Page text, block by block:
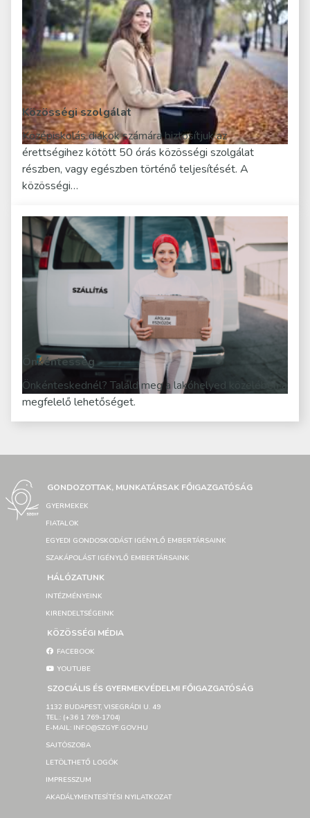
Közösségi szolgálat
Középiskolás diákok számára biztosítjuk az
érettségihez kötött 50 órás közösségi szolgálat
részben, vagy egészben történő teljesítését. A
közösségi…
Önkéntesség
Önkénteskednél? Találd meg a lakóhelyed közelében a
megfelelő lehetőséget.
GONDOZOTTAK, MUNKATÁRSAK FŐIGAZGATÓSÁG
GYERMEKEK
FIATALOK
EGYEDI GONDOSKODÁST IGÉNYLŐ EMBERTÁRSAINK
SZAKÁPOLÁST IGÉNYLŐ EMBERTÁRSAINK
HÁLÓZATUNK
INTÉZMÉNYEINK
KIRENDELTSÉGEINK
KÖZÖSSÉGI MÉDIA
FACEBOOK
YOUTUBE
SZOCIÁLIS ÉS GYERMEKVÉDELMI FŐIGAZGATÓSÁG
1132 BUDAPEST, VISEGRÁDI U. 49
TEL.: (+36 1 769-1704)
E-MAIL: INFO@SZGYF.GOV.HU
SAJTÓSZOBA
LETÖLTHETŐ LOGÓK
IMPRESSZUM
AKADÁLYMENTESÍTÉSI NYILATKOZAT